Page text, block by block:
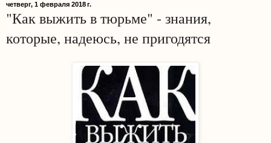
четверг, 1 февраля 2018 г.
"Как выжить в тюрьме" - знания,
которые, надеюсь, не пригодятся